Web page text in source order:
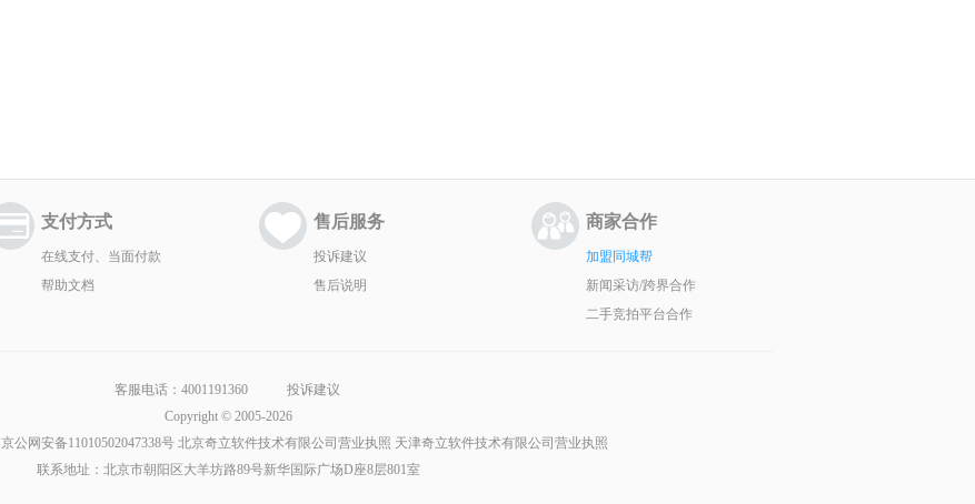
支付方式
在线支付、当面付款
帮助文档
售后服务
投诉建议
售后说明
商家合作
加盟同城帮
新闻采访/跨界合作
二手竞拍平台合作
客服电话：4001191360
投诉建议
Copyright © 2005-2026
京公网安备11010502047338号 北京奇立软件技术有限公司营业执照 天津奇立软件技术有限公司营业执照
联系地址：北京市朝阳区大羊坊路89号新华国际广场D座8层801室